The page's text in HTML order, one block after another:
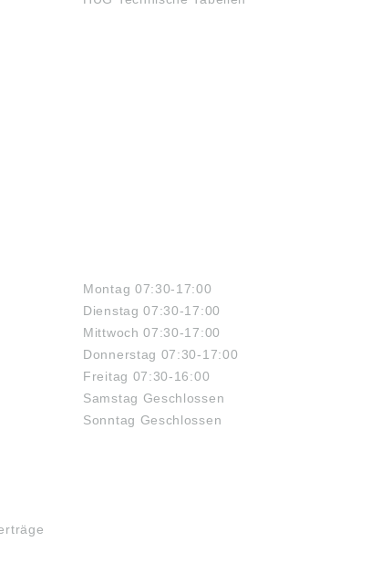
Montag 07:30-17:00
Dienstag 07:30-17:00
Mittwoch 07:30-17:00
Donnerstag 07:30-17:00
Freitag 07:30-16:00
Samstag Geschlossen
Sonntag Geschlossen